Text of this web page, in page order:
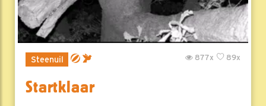
Steenuil 89x
877x
Startklaar